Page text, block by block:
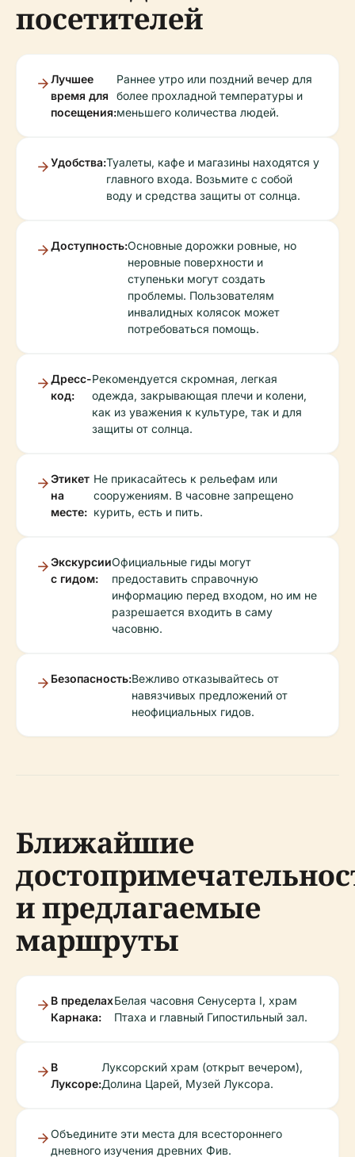
посетителей
Лучшее
время для
посещения:
Раннее утро или поздний вечер для
более прохладной температуры и
меньшего количества людей.
Удобства:Туалеты, кафе и магазины находятся у
главного входа. Возьмите с собой
воду и средства защиты от солнца.
Доступность:Основные дорожки ровные, но
неровные поверхности и
ступеньки могут создать
проблемы. Пользователям
инвалидных колясок может
потребоваться помощь.
Дресс-
код:
Рекомендуется скромная, легкая
одежда, закрывающая плечи и колени,
как из уважения к культуре, так и для
защиты от солнца.
Этикет
на
месте:
Не прикасайтесь к рельефам или
сооружениям. В часовне запрещено
курить, есть и пить.
Экскурсии
с гидом:
Официальные гиды могут
предоставить справочную
информацию перед входом, но им не
разрешается входить в саму
часовню.
Безопасность:Вежливо отказывайтесь от
навязчивых предложений от
неофициальных гидов.
Ближайшие
и предлагаемые
маршруты
В пределах
Карнака:
Белая часовня Сенусерта I, храм
Птаха и главный Гипостильный зал.
В
Луксоре:
Луксорский храм (открыт вечером),
Долина Царей, Музей Луксора.
Объедините эти места для всестороннего
дневного изучения древних Фив.